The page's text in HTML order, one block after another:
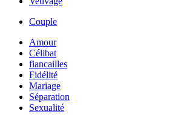
Couple
Amour
Célibat
fiancailles
Fidélité
Mariage
Séparation
Sexualité